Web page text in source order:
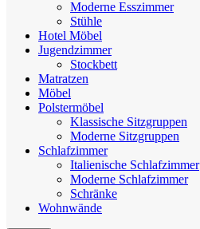
Moderne Esszimmer
Stühle
Hotel Möbel
Jugendzimmer
Stockbett
Matratzen
Möbel
Polstermöbel
Klassische Sitzgruppen
Moderne Sitzgruppen
Schlafzimmer
Italienische Schlafzimmer
Moderne Schlafzimmer
Schränke
Wohnwände